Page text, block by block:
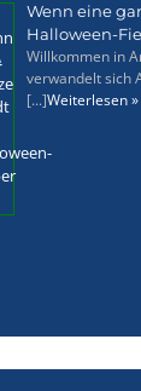
Wenn eine
Halloween-
Willkommen in
verwandelt sich
[...]Weiterlesen »